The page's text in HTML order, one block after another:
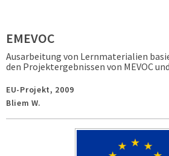
EMEVOC
Ausarbeitung von Lernmaterialien
den Projektergebnissen von MEVOC
EU-Projekt, 2009
Bliem W.